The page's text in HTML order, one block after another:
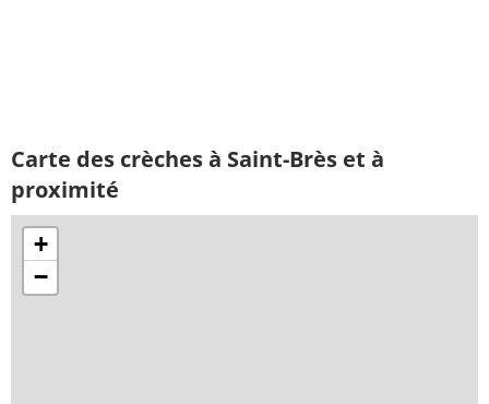
Carte des crèches à Saint-Brès et à
proximité
+
−